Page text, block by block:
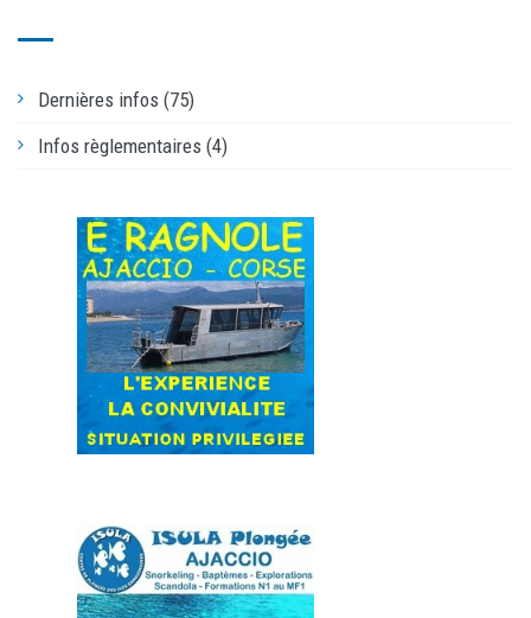
Dernières infos (75)
Infos règlementaires (4)